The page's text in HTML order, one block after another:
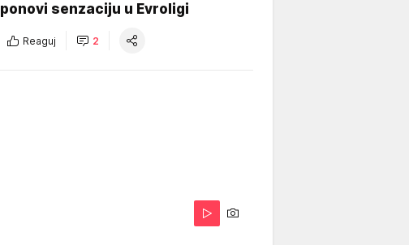
ponovi senzaciju u Evroligi
Reaguj 2